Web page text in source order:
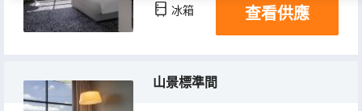
冰箱 查看供應
山景標準間